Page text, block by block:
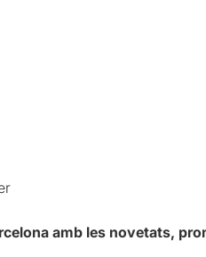
amb les novetats,